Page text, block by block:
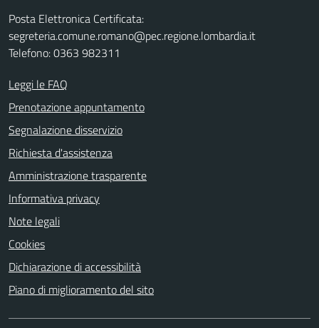
Posta Elettronica Certificata:
segreteria.comune.romano@pec.regione.lombardia.it
Telefono: 0363 982311
Leggi le FAQ
Prenotazione appuntamento
Segnalazione disservizio
Richiesta d'assistenza
Amministrazione trasparente
Informativa privacy
Note legali
Cookies
Dichiarazione di accessibilità
Piano di miglioramento del sito